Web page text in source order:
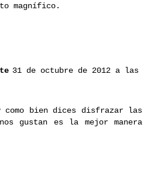
magnífico.
31 de octubre de 2012 a las
como bien dices disfrazar las
gustan es la mejor manera